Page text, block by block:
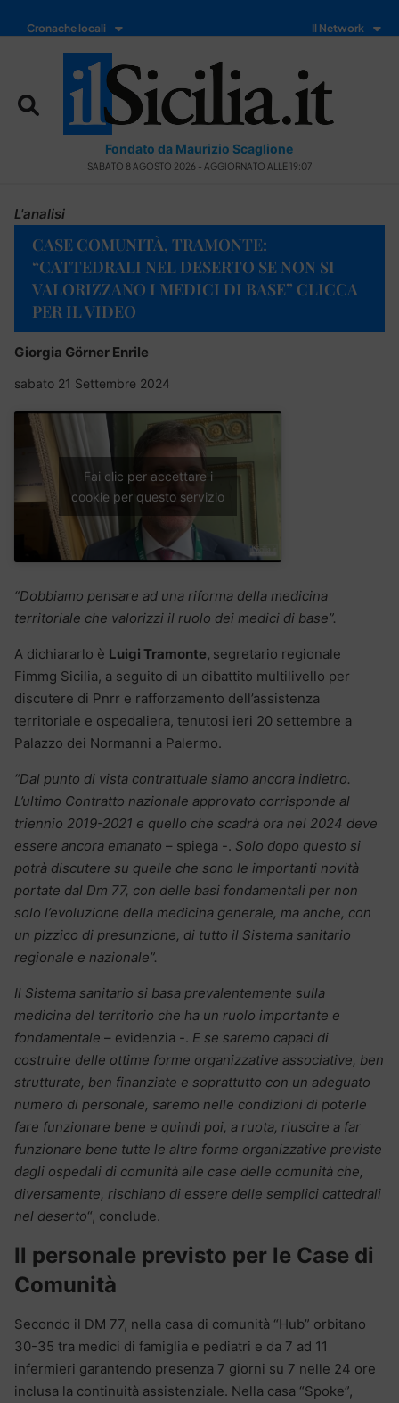
Cronache locali Il Network
Fondato da Maurizio Scaglione
SABATO 8 AGOSTO 2026 - AGGIORNATO ALLE 19:07
L'analisi
CASE COMUNITÀ, TRAMONTE:
“CATTEDRALI NEL DESERTO SE NON SI
VALORIZZANO I MEDICI DI BASE” CLICCA
PER IL VIDEO
Giorgia Görner Enrile
sabato 21 Settembre 2024
Fai clic per accettare i
cookie per questo servizio
“Dobbiamo pensare ad una riforma della medicina
territoriale che valorizzi il ruolo dei medici di base”.
A dichiararlo è Luigi Tramonte, segretario regionale
Fimmg Sicilia, a seguito di un dibattito multilivello per
discutere di Pnrr e rafforzamento dell’assistenza
territoriale e ospedaliera, tenutosi ieri 20 settembre a
Palazzo dei Normanni a Palermo.
“Dal punto di vista contrattuale siamo ancora indietro.
L’ultimo Contratto nazionale approvato corrisponde al
triennio 2019-2021 e quello che scadrà ora nel 2024 deve
essere ancora emanato – spiega -. Solo dopo questo si
potrà discutere su quelle che sono le importanti novità
portate dal Dm 77, con delle basi fondamentali per non
solo l’evoluzione della medicina generale, ma anche, con
un pizzico di presunzione, di tutto il Sistema sanitario
regionale e nazionale”.
Il Sistema sanitario si basa prevalentemente sulla
medicina del territorio che ha un ruolo importante e
fondamentale – evidenzia -. E se saremo capaci di
costruire delle ottime forme organizzative associative, ben
strutturate, ben finanziate e soprattutto con un adeguato
numero di personale, saremo nelle condizioni di poterle
fare funzionare bene e quindi poi, a ruota, riuscire a far
funzionare bene tutte le altre forme organizzative previste
dagli ospedali di comunità alle case delle comunità che,
diversamente, rischiano di essere delle semplici cattedrali
nel deserto“, conclude.
Il personale previsto per le Case di
Comunità
Secondo il DM 77, nella casa di comunità “Hub” orbitano
30-35 tra medici di famiglia e pediatri e da 7 ad 11
infermieri garantendo presenza 7 giorni su 7 nelle 24 ore
inclusa la continuità assistenziale. Nella casa “Spoke”,